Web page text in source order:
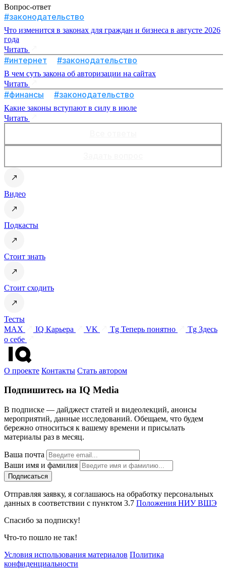
Вопрос-ответ
#законодательство
Что изменится в законах для граждан и бизнеса в августе 2026
года
Читать
#интернет #законодательство
В чем суть закона об авторизации на сайтах
Читать
#финансы #законодательство
Какие законы вступают в силу в июле
Читать
Видео
Подкасты
Стоит знать
Стоит сходить
Тесты
MAX
IQ Карьера VK Tg Теперь понятно
Tg Здесь
о себе
О проекте Контакты Стать автором
Подпишитесь на IQ Media
В подписке — дайджест статей и видеолекций, анонсы
мероприятий, данные исследований. Обещаем, что будем
бережно относиться к вашему времени и присылать
материалы раз в месяц.
Ваша почта
Ваши имя и фамилия
Отправляя заявку, я соглашаюсь на обработку персональных
данных в соответствии с пунктом 3.7 Положения НИУ ВШЭ
Спасибо за подписку!
Что-то пошло не так!
Условия использования материалов Политика
конфиденциальности